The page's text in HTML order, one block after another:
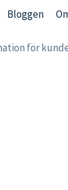
Bloggen
för